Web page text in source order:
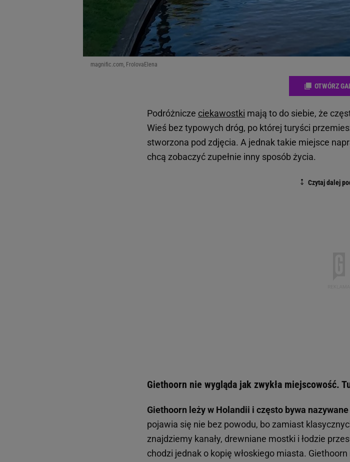
magnific.com, FrolovaElena
OTWÓRZ
Podróżnicze ciekawostki mają to do siebie, że
Wieś bez typowych dróg, po której turyści
stworzona pod zdjęcia. A jednak takie miejsce
chcą zobaczyć zupełnie inny sposób życia.
Giethoorn nie wygląda jak zwykła miejscowość.
Giethoorn leży w Holandii i często bywa
pojawia się nie bez powodu, bo zamiast
znajdziemy kanały, drewniane mostki i łodzie
chodzi jednak o kopię włoskiego miasta.